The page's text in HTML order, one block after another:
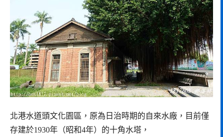
北港水道頭文化園區，原為日治時期的自來水廠，目前僅
存建於1930年（昭和4年）的十角水塔，